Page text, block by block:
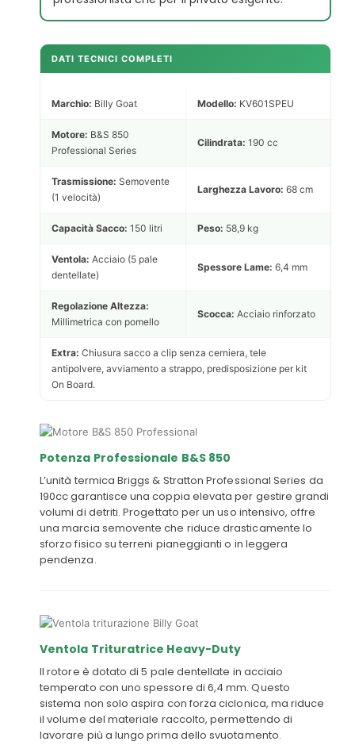
DATI TECNICI COMPLETI
Marchio: Billy Goat Modello: KV601SPEU
Motore: B&S 850
Professional Series
Cilindrata: 190 cc
Trasmissione: Semovente
(1 velocità)
Larghezza Lavoro: 68 cm
Capacità Sacco: 150 litri Peso: 58,9 kg
Ventola: Acciaio (5 pale
dentellate)
Spessore Lame: 6,4 mm
Regolazione Altezza:
Millimetrica con pomello
Scocca: Acciaio rinforzato
Extra: Chiusura sacco a clip senza cerniera, tele
antipolvere, avviamento a strappo, predisposizione per kit
On Board.
Potenza Professionale B&S 850
L’unità termica Briggs & Stratton Professional Series da
190cc garantisce una coppia elevata per gestire grandi
volumi di detriti. Progettato per un uso intensivo, offre
una marcia semovente che riduce drasticamente lo
sforzo fisico su terreni pianeggianti o in leggera
pendenza.
Ventola Trituratrice Heavy-Duty
Il rotore è dotato di 5 pale dentellate in acciaio
temperato con uno spessore di 6,4 mm. Questo
sistema non solo aspira con forza ciclonica, ma riduce
il volume del materiale raccolto, permettendo di
lavorare più a lungo prima dello svuotamento.